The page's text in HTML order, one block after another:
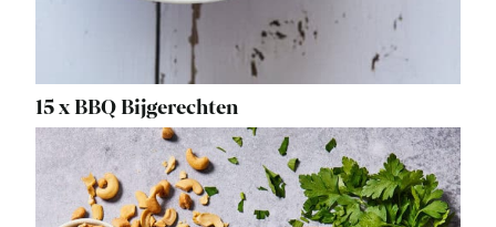
15 x BBQ Bijgerechten